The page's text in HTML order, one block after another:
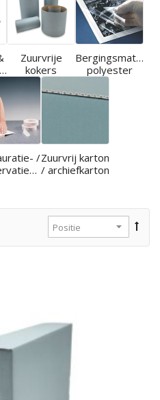
Portefeuilleband
Zuurvrije
kokers
polyester
/
Conservatiematerialen
Zuurvrij karton
/ archiefkarton